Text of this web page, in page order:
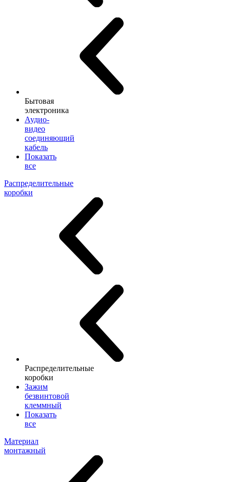
Бытовая
электроника
Аудио-
видео
соединяющий
кабель
Показать
все
Распределительные
коробки
Распределительные
коробки
Зажим
безвинтовой
клеммный
Показать
все
Материал
монтажный